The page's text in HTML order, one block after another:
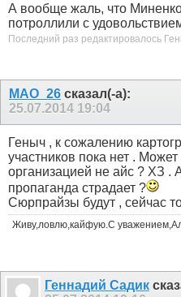
А вообще жаль, что
потроллили с
Последний раз редактировалось
MAO_26 сказал(-а):
25.07.2014 19:04
Геныч , к сожалению
участников пока нет .
организацией не айс ? ХЗ .
пропаганда страдает ?
Сюрпрайзы будут , сейчас
Живу,ловлю,кайфую.С
Геннадий Садик